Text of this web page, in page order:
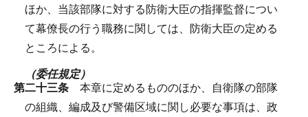
ほか、当該部隊に対する防衛大臣の指揮監督につい
て幕僚長の行う職務に関しては、防衛大臣の定める
ところによる。
（委任規定）
第二十三条 本章に定めるもののほか、自衛隊の部隊
の組織、編成及び警備区域に関し必要な事項は、政